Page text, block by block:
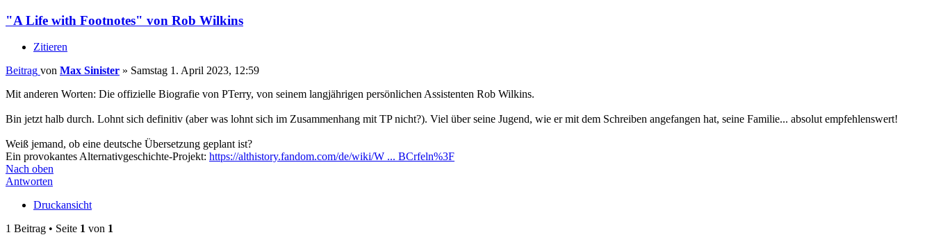
"A Life with Footnotes" von Rob Wilkins
Zitieren
Beitrag von Max Sinister » Samstag 1. April 2023, 12:59
Mit anderen Worten: Die offizielle Biografie von PTerry, von seinem langjährigen persönlichen Assistenten Rob Wilkins.
Bin jetzt halb durch. Lohnt sich definitiv (aber was lohnt sich im Zusammenhang mit TP nicht?). Viel über seine Jugend, wie er mit dem Schreiben angefangen hat, seine Familie... absolut empfehlenswert!
Weiß jemand, ob eine deutsche Übersetzung geplant ist?
Ein provokantes Alternativgeschichte-Projekt: https://althistory.fandom.com/de/wiki/W ... BCrfeln%3F
Nach oben
Antworten
Druckansicht
1 Beitrag • Seite 1 von 1